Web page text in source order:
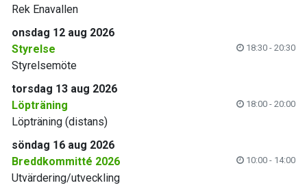
Rek Enavallen
onsdag 12 aug 2026
Styrelse
18:30 - 20:30
Styrelsemöte
torsdag 13 aug 2026
Löpträning
18:00 - 20:00
Löpträning (distans)
söndag 16 aug 2026
Breddkommitté 2026
10:00 - 14:00
Utvärdering/utveckling